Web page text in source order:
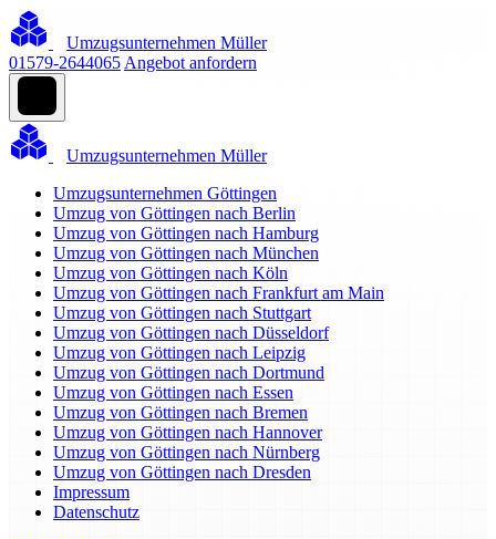
Umzugsunternehmen Müller
01579-2644065 Angebot anfordern
Umzugsunternehmen Müller
Umzugsunternehmen Göttingen
Umzug von Göttingen nach Berlin
Umzug von Göttingen nach Hamburg
Umzug von Göttingen nach München
Umzug von Göttingen nach Köln
Umzug von Göttingen nach Frankfurt am Main
Umzug von Göttingen nach Stuttgart
Umzug von Göttingen nach Düsseldorf
Umzug von Göttingen nach Leipzig
Umzug von Göttingen nach Dortmund
Umzug von Göttingen nach Essen
Umzug von Göttingen nach Bremen
Umzug von Göttingen nach Hannover
Umzug von Göttingen nach Nürnberg
Umzug von Göttingen nach Dresden
Impressum
Datenschutz